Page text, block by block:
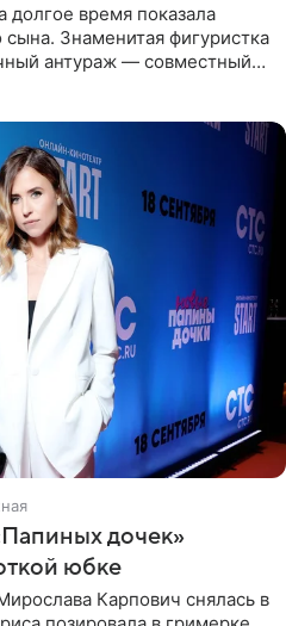
долгое время показала
сына. Знаменитая фигуристка
антураж — совместный
дочек»
юбке
Карпович снялась в